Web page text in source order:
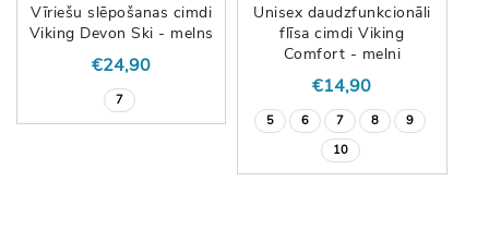
Vīriešu slēpošanas cimdi
Viking Devon Ski - melns
€24,90
7
Unisex daudzfunkcionāli
flīsa cimdi Viking
Comfort - melni
€14,90
5 6 7 8
9
10